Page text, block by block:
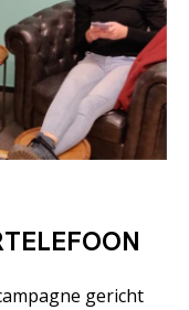
gericht